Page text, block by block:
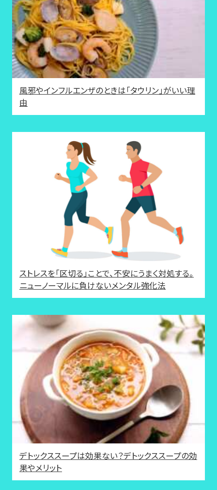
風邪やインフルエンザのときは「タウリン」がいい理
由
ストレスを「区切る」ことで、不安にうまく対処する。
ニューノーマルに負けないメンタル強化法
デトックススープは効果ない？デトックススープの効
果やメリット